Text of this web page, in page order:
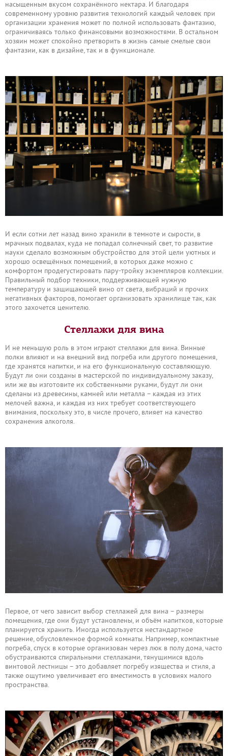
насыщенным вкусом сохранённого нектара. И благодаря
современному уровню развития технологий каждый человек при
организации хранения может по полной использовать фантазию,
ограничиваясь только финансовыми возможностями. В остальном
хозяин может спокойно претворить в жизнь самые смелые свои
фантазии, как в дизайне, так и в функционале.
И если сотни лет назад вино хранили в темноте и сырости, в
мрачных подвалах, куда не попадал солнечный свет, то развитие
науки сделало возможным обустройство для этой цели уютных и
хорошо освещённых помещений, в которых даже можно с
комфортом продегустировать пару-тройку экземпляров коллекции.
Правильный подбор техники, поддерживающей нужную
температуру и защищающей вино от света, вибраций и прочих
негативных факторов, помогает организовать хранилище так, как
этого захочется ценителю.
Стеллажи для вина
И не меньшую роль в этом играют стеллажи для вина. Винные
полки влияют и на внешний вид погреба или другого помещения,
где хранятся напитки, и на его функциональную составляющую.
Будут ли они созданы в мастерской по индивидуальному заказу,
или же вы изготовите их собственными руками, будут ли они
сделаны из древесины, камней или металла – каждая из этих
мелочей важна, и каждая из них требует соответствующего
внимания, поскольку это, в числе прочего, влияет на качество
сохранения алкоголя.
Первое, от чего зависит выбор стеллажей для вина – размеры
помещения, где они будут установлены, и объём напитков, которые
планируется хранить. Иногда используется нестандартное
решение, обусловленное формой комнаты. Например, компактные
погреба, спуск в которые организован через люк в полу дома, часто
обустраиваются спиральными стеллажами, тянущимися вдоль
винтовой лестницы – это добавляет погребу изящества и стиля, а
также ощутимо увеличивает его вместимость в условиях малого
пространства.